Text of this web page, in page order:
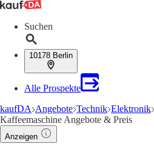
Suchen
10178 Berlin
Alle Prospekte
kaufDA Angebote Technik Elektronik
Kaffeemaschine Angebote & Preis
Anzeigen